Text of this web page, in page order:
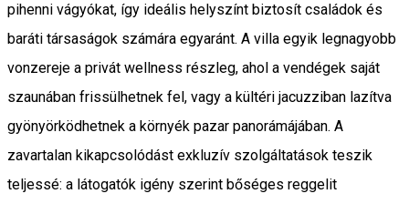
pihenni vágyókat, így ideális helyszínt biztosít családok és
baráti társaságok számára egyaránt. A villa egyik legnagyobb
vonzereje a privát wellness részleg, ahol a vendégek saját
szaunában frissülhetnek fel, vagy a kültéri jacuzziban lazítva
gyönyörködhetnek a környék pazar panorámájában. A
zavartalan kikapcsolódást exkluzív szolgáltatások teszik
teljessé: a látogatók igény szerint bőséges reggelit